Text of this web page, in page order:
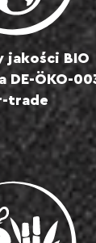
jakości BIO
DE-ÖKO-
trade